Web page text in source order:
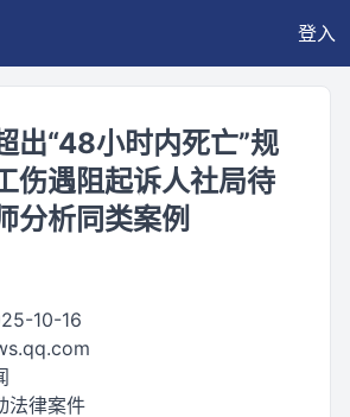
登入
出“48小时内死亡”规
伤遇阻起诉人社局待
分析同类案例
10-16
法律案件